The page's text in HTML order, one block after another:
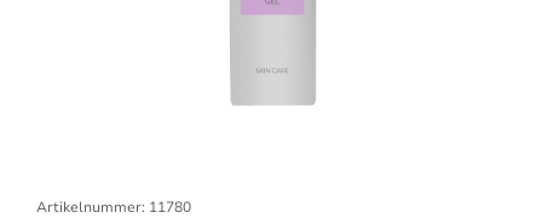
Artikelnummer: 11780